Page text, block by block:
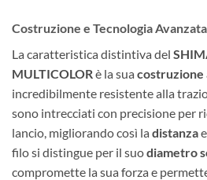
Costruzione e Tecnologia Avanzata
La caratteristica distintiva del
MULTICOLOR è la sua costruzione
incredibilmente resistente alla
sono intrecciati con precisione per
lancio, migliorando così la distanza
filo si distingue per il suodiametro
compromette la sua forza e